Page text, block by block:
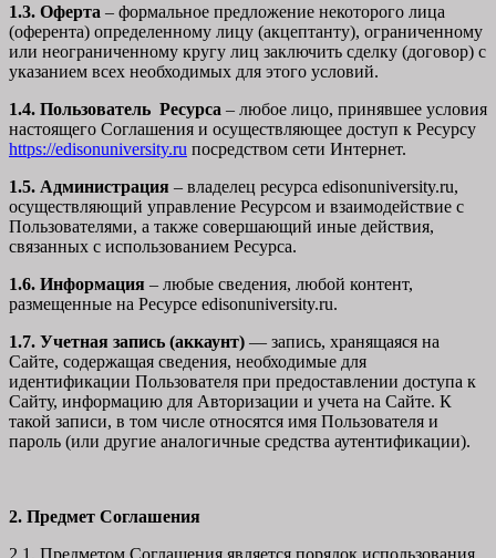
1.3. Оферта – формальное предложение некоторого лица
(оферента) определенному лицу (акцептанту), ограниченному
или неограниченному кругу лиц заключить сделку (договор) с
указанием всех необходимых для этого условий.
1.4. Пользователь Ресурса – любое лицо, принявшее условия
настоящего Соглашения и осуществляющее доступ к Ресурсу
https://edisonuniversity.ru посредством сети Интернет.
1.5. Администрация – владелец ресурса edisonuniversity.ru,
осуществляющий управление Ресурсом и взаимодействие с
Пользователями, а также совершающий иные действия,
связанных с использованием Ресурса.
1.6. Информация – любые сведения, любой контент,
размещенные на Ресурсе edisonuniversity.ru.
1.7. Учетная запись (аккаунт) — запись, хранящаяся на
Сайте, содержащая сведения, необходимые для
идентификации Пользователя при предоставлении доступа к
Сайту, информацию для Авторизации и учета на Сайте. К
такой записи, в том числе относятся имя Пользователя и
пароль (или другие аналогичные средства аутентификации).
2. Предмет Соглашения
2.1. Предметом Соглашения является порядок использования